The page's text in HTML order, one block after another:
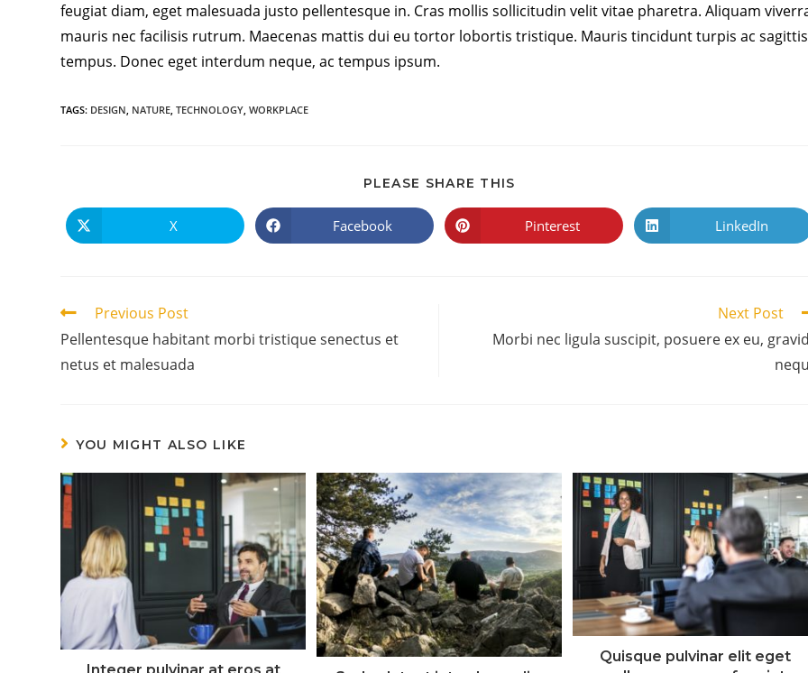
feugiat diam, eget malesuada justo pellentesque in. Cras mollis sollicitudin velit vitae pharetra. Aliquam
mauris nec facilisis rutrum. Maecenas mattis dui eu tortor lobortis tristique. Mauris tincidunt turpis ac sagittis
tempus. Donec eget interdum neque, ac tempus ipsum.
TAGS: DESIGN, NATURE, TECHNOLOGY, WORKPLACE
PLEASE SHARE THIS
X Facebook Pinterest LinkedIn
Previous Post
Pellentesque habitant morbi tristique senectus et
netus et malesuada
Next Post
Morbi nec ligula suscipit, posuere ex eu,
YOU MIGHT ALSO LIKE
Quisque pulvinar elit eget